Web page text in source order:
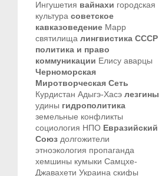
Ингушетия вайнахи городская
культура советское
кавказоведение Марр
святилища лингвистика СССР
политика и право
коммуникации Елису аварцы
Черноморская
Миротворческая Сеть
Курдистан Адыгэ-Хасэ лезгины
удины гидрополитика
земельные конфликты
социология НПО Евразийский
Союз долгожители
этноэкология пропаганда
хемшины кумыки Самцхе-
Джавахети Украина скифы